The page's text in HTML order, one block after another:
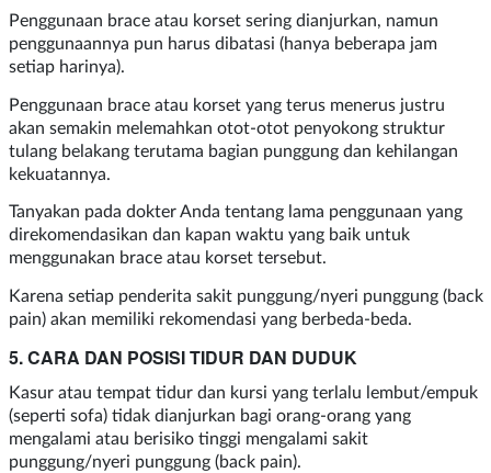
Penggunaan brace atau korset sering dianjurkan, namun
penggunaannya pun harus dibatasi (hanya beberapa jam
setiap harinya).
Penggunaan brace atau korset yang terus menerus justru
akan semakin melemahkan otot-otot penyokong struktur
tulang belakang terutama bagian punggung dan kehilangan
kekuatannya.
Tanyakan pada dokter Anda tentang lama penggunaan yang
direkomendasikan dan kapan waktu yang baik untuk
menggunakan brace atau korset tersebut.
Karena setiap penderita sakit punggung/nyeri punggung (back
pain) akan memiliki rekomendasi yang berbeda-beda.
5. CARA DAN POSISI TIDUR DAN DUDUK
Kasur atau tempat tidur dan kursi yang terlalu lembut/empuk
(seperti sofa) tidak dianjurkan bagi orang-orang yang
mengalami atau berisiko tinggi mengalami sakit
punggung/nyeri punggung (back pain).